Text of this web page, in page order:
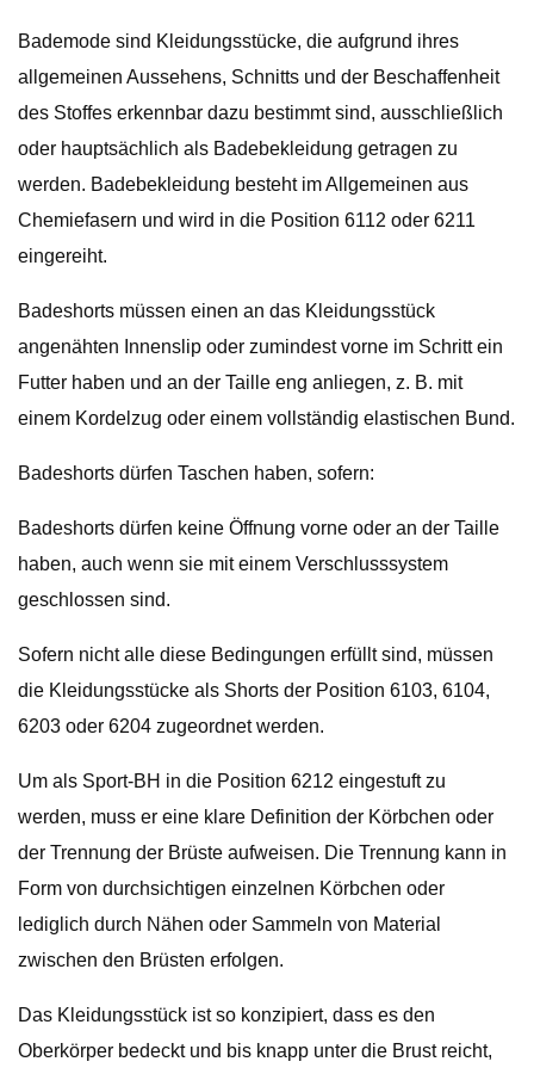
Bademode sind Kleidungsstücke, die aufgrund ihres
allgemeinen Aussehens, Schnitts und der Beschaffenheit
des Stoffes erkennbar dazu bestimmt sind, ausschließlich
oder hauptsächlich als Badebekleidung getragen zu
werden. Badebekleidung besteht im Allgemeinen aus
Chemiefasern und wird in die Position 6112 oder 6211
eingereiht.
Badeshorts müssen einen an das Kleidungsstück
angenähten Innenslip oder zumindest vorne im Schritt ein
Futter haben und an der Taille eng anliegen, z. B. mit
einem Kordelzug oder einem vollständig elastischen Bund.
Badeshorts dürfen Taschen haben, sofern:
Badeshorts dürfen keine Öffnung vorne oder an der Taille
haben, auch wenn sie mit einem Verschlusssystem
geschlossen sind.
Sofern nicht alle diese Bedingungen erfüllt sind, müssen
die Kleidungsstücke als Shorts der Position 6103, 6104,
6203 oder 6204 zugeordnet werden.
Um als Sport-BH in die Position 6212 eingestuft zu
werden, muss er eine klare Definition der Körbchen oder
der Trennung der Brüste aufweisen. Die Trennung kann in
Form von durchsichtigen einzelnen Körbchen oder
lediglich durch Nähen oder Sammeln von Material
zwischen den Brüsten erfolgen.
Das Kleidungsstück ist so konzipiert, dass es den
Oberkörper bedeckt und bis knapp unter die Brust reicht,